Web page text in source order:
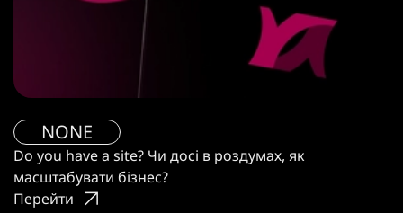
NONE
Do you have a site? Чи досі в роздумах, як
масштабувати бізнес?
Перейти